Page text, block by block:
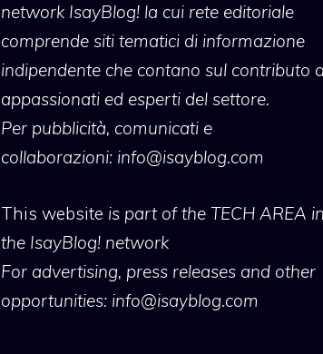
network IsayBlog! la cui rete editoriale
comprende siti tematici di informazione
indipendente che contano sul contributo
appassionati ed esperti del settore.
Per pubblicità, comunicati e
collaborazioni: info@isayblog.com
This website is part of the TECH AREA
the IsayBlog! network
For advertising, press releases and other
opportunities: info@isayblog.com